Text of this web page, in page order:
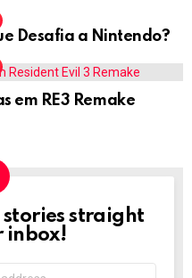
Desafia a Nintendo?
em RE3 Remake
stories straight
inbox!